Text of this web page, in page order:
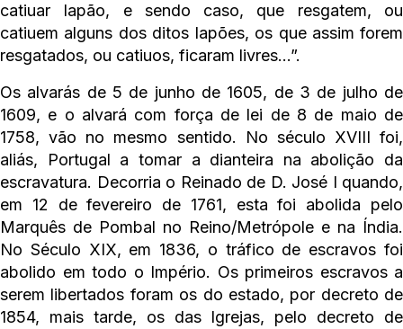
catiuar Iapão, e sendo caso, que resgatem, ou
catiuem alguns dos ditos Iapões, os que assim forem
resgatados, ou catiuos, ficaram livres…”.
Os alvarás de 5 de junho de 1605, de 3 de julho de
1609, e o alvará com força de lei de 8 de maio de
1758, vão no mesmo sentido. No século XVIII foi,
aliás, Portugal a tomar a dianteira na abolição da
escravatura. Decorria o Reinado de D. José I quando,
em 12 de fevereiro de 1761, esta foi abolida pelo
Marquês de Pombal no Reino/Metrópole e na Índia.
No Século XIX, em 1836, o tráfico de escravos foi
abolido em todo o Império. Os primeiros escravos a
serem libertados foram os do estado, por decreto de
1854, mais tarde, os das Igrejas, pelo decreto de